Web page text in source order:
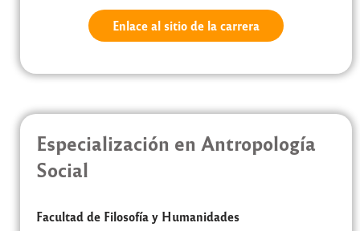
Enlace al sitio de la carrera
Especialización en Antropología
Social
Facultad de Filosofía y Humanidades